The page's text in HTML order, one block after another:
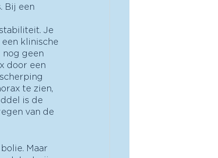
Bij een
Je
klinische
nog geen
door een
te zien,
is de
van de
Maar